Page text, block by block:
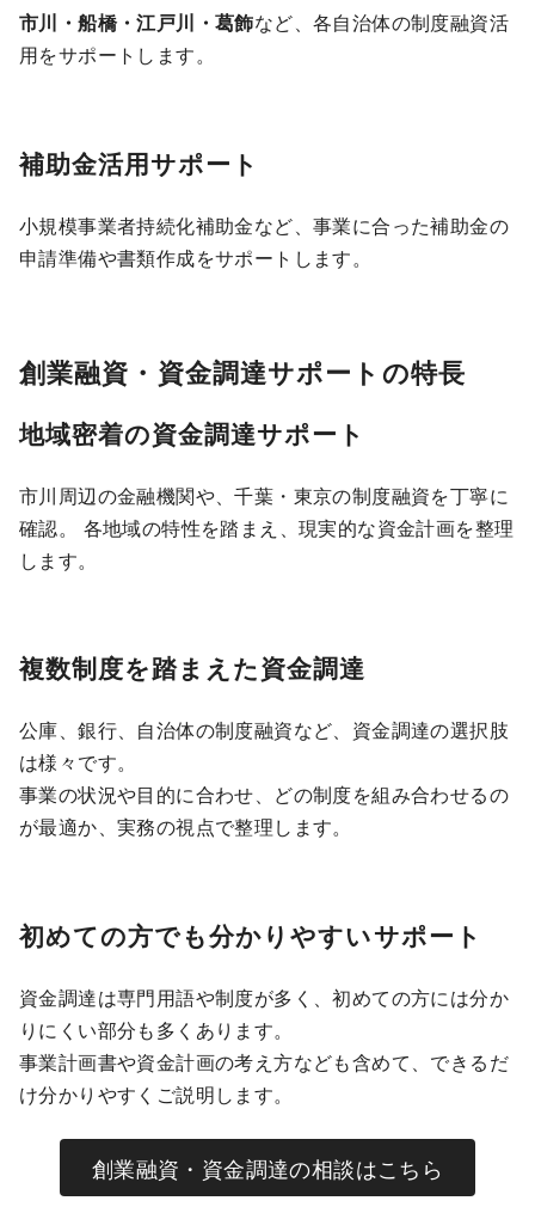
市川・船橋・江戸川・葛飾など、各自治体の制度融資活
用をサポートします。
補助金活用サポート
小規模事業者持続化補助金など、事業に合った補助金の
申請準備や書類作成をサポートします。
創業融資・資金調達サポートの特長
地域密着の資金調達サポート
市川周辺の金融機関や、千葉・東京の制度融資を丁寧に
確認。 各地域の特性を踏まえ、現実的な資金計画を整理
します。
複数制度を踏まえた資金調達
公庫、銀行、自治体の制度融資など、資金調達の選択肢
は様々です。
事業の状況や目的に合わせ、どの制度を組み合わせるの
が最適か、実務の視点で整理します。
初めての方でも分かりやすいサポート
資金調達は専門用語や制度が多く、初めての方には分か
りにくい部分も多くあります。
事業計画書や資金計画の考え方なども含めて、できるだ
け分かりやすくご説明します。
創業融資・資金調達の相談はこちら